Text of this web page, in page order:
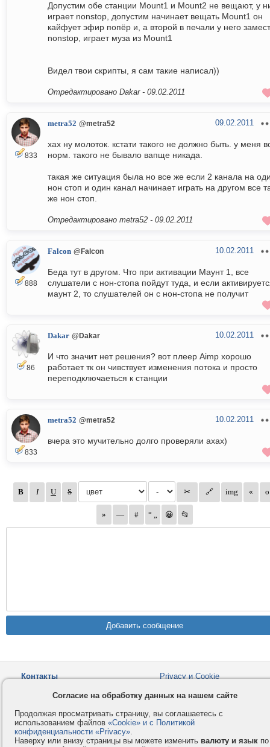
Допустим обе станции Mount1 и Mount2 не вещают, у
играет nonstop, допустим начинает вещать Mount1 он
кайфует эфир попёр и, а второй в печали у него
nonstop, играет муза из Mount1
Видел твои скрипты, я сам такие написал))
Отредактировано Dakar - 09.02.2011
833
metra52 @metra52 09.02.2011
хах ну молоток. кстати такого не должно быть. у меня
норм. такого не бывало вапще никада.
такая же ситуация была но все же если 2 канала на
нон стоп и один канал начинает играть на другом все
же нон стоп.
Отредактировано metra52 - 09.02.2011
888
Falcon @Falcon 10.02.2011
Беда тут в другом. Что при активации Маунт 1, все
слушатели с нон-стопа пойдут туда, и если
маунт 2, то слушателей он с нон-стопа не получит
86
Dakar @Dakar 10.02.2011
И что значит нет решения? вот плеер Aimp хорошо
работает тк он чивствует изменения потока и просто
переподключаеться к станции
833
metra52 @metra52 10.02.2011
вчера это мучительно долго проверяли ахах)
Контакты
Privacy и Cookie
Как оплатить
Форумы
© 2008-2026VMESTE.EU
Согласие на обработку данных на нашем сайте
Продолжая просматривать страницу, вы соглашаетесь с
использованием файлов «Cookie» и с Политикой
конфиденциальности «Privacy».
Наверху или внизу страницы вы можете изменить валюту и язык по